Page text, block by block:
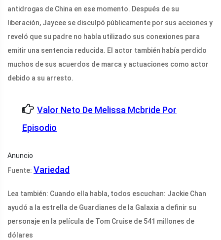
antidrogas de China en ese momento. Después de su
liberación, Jaycee se disculpó públicamente por sus acciones y
reveló que su padre no había utilizado sus conexiones para
emitir una sentencia reducida. El actor también había perdido
muchos de sus acuerdos de marca y actuaciones como actor
debido a su arresto.
Valor Neto De Melissa Mcbride Por
Episodio
Anuncio
Fuente: Variedad
Lea también: Cuando ella habla, todos escuchan: Jackie Chan
ayudó a la estrella de Guardianes de la Galaxia a definir su
personaje en la película de Tom Cruise de 541 millones de
dólares